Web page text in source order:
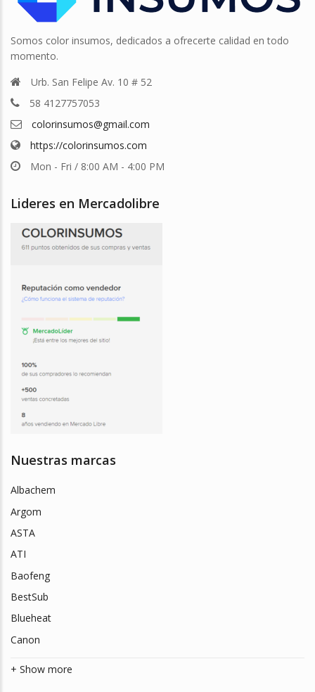
Somos color insumos, dedicados a ofrecerte calidad en todo
momento.
Urb. San Felipe Av. 10 # 52
58 4127757053
colorinsumos@gmail.com
https://colorinsumos.com
Mon - Fri / 8:00 AM - 4:00 PM
Lideres en Mercadolibre
Nuestras marcas
Albachem
Argom
ASTA
ATI
Baofeng
BestSub
Blueheat
Canon
+ Show more